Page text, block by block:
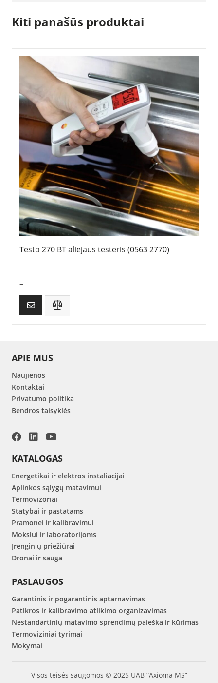
Kiti panašūs produktai
Testo 270 BT aliejaus testeris (0563 2770)
–
APIE MUS
Naujienos
Kontaktai
Privatumo politika
Bendros taisyklės
KATALOGAS
Energetikai ir elektros instaliacijai
Aplinkos sąlygų matavimui
Termovizoriai
Statybai ir pastatams
Pramonei ir kalibravimui
Mokslui ir laboratorijoms
Įrenginių priežiūrai
Dronai ir sauga
PASLAUGOS
Garantinis ir pogarantinis aptarnavimas
Patikros ir kalibravimo atlikimo organizavimas
Nestandartinių matavimo sprendimų paieška ir kūrimas
Termoviziniai tyrimai
Mokymai
Visos teisės saugomos © 2025 UAB “Axioma MS”